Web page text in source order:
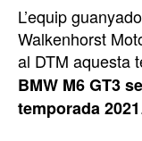
L’equip
Walkenhorst
al DTM aquesta
BMW M6 GT3
temporada 2021